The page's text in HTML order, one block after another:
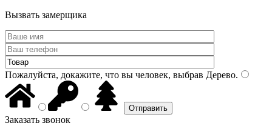
Вызвать замерщика
Пожалуйста, докажите, что вы человек, выбрав Дерево.
Заказать звонок